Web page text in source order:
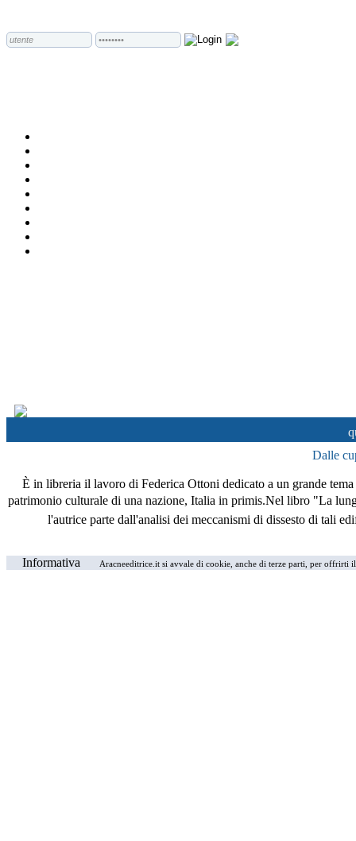
Dalle
È in libreria il lavoro di Federica Ottoni dedicato a un grande
patrimonio culturale di una nazione, Italia in primis.Nel libro "La
l'autrice parte dall'analisi dei meccanismi di dissesto di tali
Informativa Aracneeditrice.it si avvale di cookie, anche di terze parti, per